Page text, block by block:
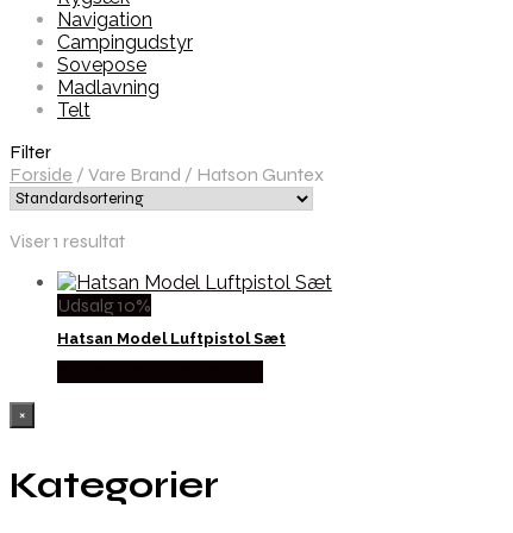
Navigation
Campingudstyr
Sovepose
Madlavning
Telt
Filter
Forside / Vare Brand / Hatson Guntex
Viser 1 resultat
Udsalg 10%
Hatsan Model Luftpistol Sæt
×
Kategorier